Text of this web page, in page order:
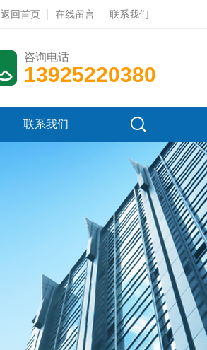
返回首页 在线留言 联系我们
咨询电话
13925220380
联系我们